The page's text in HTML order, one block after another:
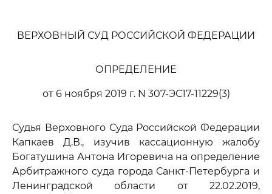
ВЕРХОВНЫЙ СУД РОССИЙСКОЙ ФЕДЕРАЦИИ
ОПРЕДЕЛЕНИЕ
от 6 ноября 2019 г. N 307-ЭС17-11229(3)
Судья Верховного Суда Российской Федерации
Капкаев Д.В., изучив кассационную жалобу
Богатушина Антона Игоревича на определение
Арбитражного суда города Санкт-Петербурга и
Ленинградской области от 22.02.2019,